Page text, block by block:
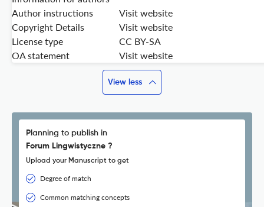
Author instructions
Visit website
Copyright Details
Visit website
License type
CC BY-SA
OA statement
Visit website
View less
Planning to publish in
Forum Lingwistyczne ?
Upload your Manuscript to get
Degree of match
Common matching concepts